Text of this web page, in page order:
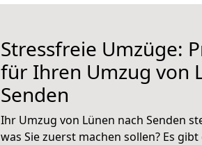
Stressfreie Umzüge:
für Ihren Umzug von
Senden
Ihr Umzug von Lünen nach Senden
was Sie zuerst machen sollen? Es